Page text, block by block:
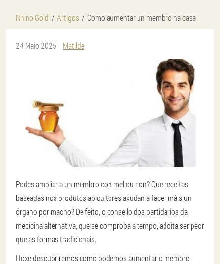
Rhino Gold Artigos Como aumentar un membro na casa
24 Maio 2025 Matilde
Podes ampliar a un membro con mel ou non? Que receitas
baseadas nos produtos apicultores axudan a facer máis un
órgano por macho? De feito, o consello dos partidarios da
medicina alternativa, que se comproba a tempo, adoita ser peor
que as formas tradicionais.
Hoxe descubriremos como podemos aumentar o membro